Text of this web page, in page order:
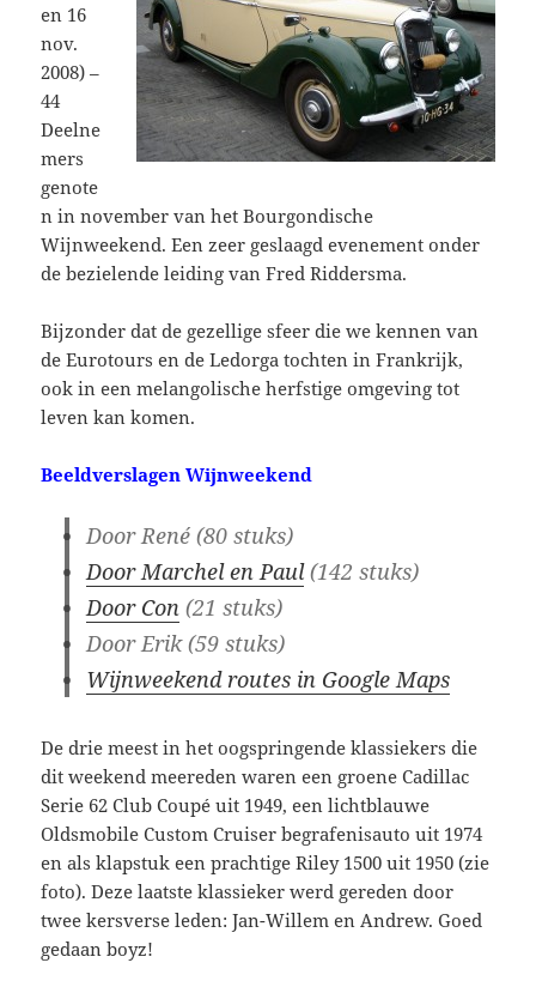
en 16
nov.
2008) –
44
Deelne
mers
genote
n in november van het Bourgondische
Wijnweekend. Een zeer geslaagd evenement onder
de bezielende leiding van Fred Riddersma.
Bijzonder dat de gezellige sfeer die we kennen van
de Eurotours en de Ledorga tochten in Frankrijk,
ook in een melangolische herfstige omgeving tot
leven kan komen.
Beeldverslagen Wijnweekend
Door René (80 stuks)
Door Marchel en Paul(142 stuks)
Door Con (21 stuks)
Door Erik (59 stuks)
Wijnweekend routes in Google Maps
De drie meest in het oogspringende klassiekers die
dit weekend meereden waren een groene Cadillac
Serie 62 Club Coupé uit 1949, een lichtblauwe
Oldsmobile Custom Cruiser begrafenisauto uit 1974
en als klapstuk een prachtige Riley 1500 uit 1950 (zie
foto). Deze laatste klassieker werd gereden door
twee kersverse leden: Jan-Willem en Andrew. Goed
gedaan boyz!